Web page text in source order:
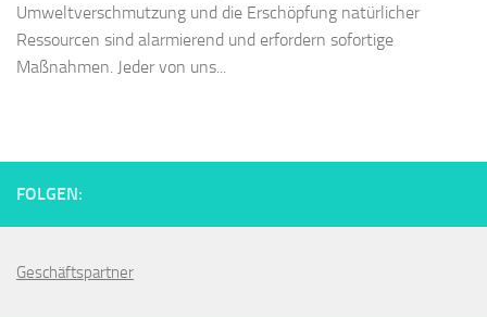
Umweltverschmutzung und die Erschöpfung natürlicher
Ressourcen sind alarmierend und erfordern sofortige
Maßnahmen. Jeder von uns...
FOLGEN:
Geschäftspartner